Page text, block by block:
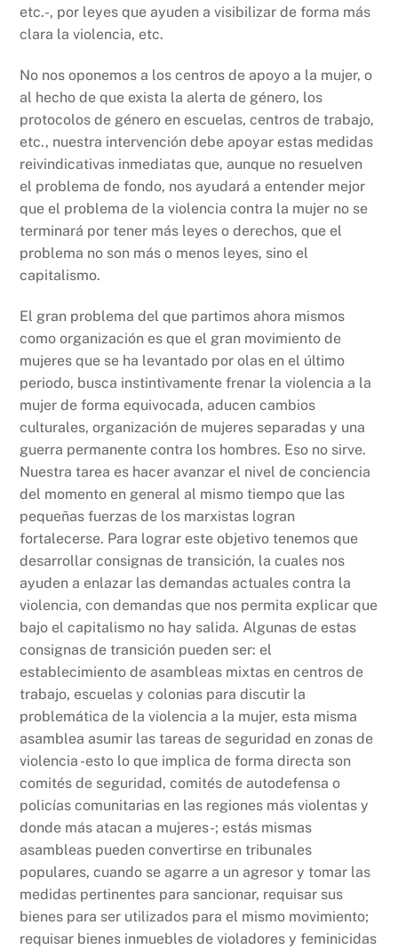
etc.-, por leyes que ayuden a visibilizar de forma más
clara la violencia, etc.
No nos oponemos a los centros de apoyo a la mujer, o
al hecho de que exista la alerta de género, los
protocolos de género en escuelas, centros de trabajo,
etc., nuestra intervención debe apoyar estas medidas
reivindicativas inmediatas que, aunque no resuelven
el problema de fondo, nos ayudará a entender mejor
que el problema de la violencia contra la mujer no se
terminará por tener más leyes o derechos, que el
problema no son más o menos leyes, sino el
capitalismo.
El gran problema del que partimos ahora mismos
como organización es que el gran movimiento de
mujeres que se ha levantado por olas en el último
periodo, busca instintivamente frenar la violencia a la
mujer de forma equivocada, aducen cambios
culturales, organización de mujeres separadas y una
guerra permanente contra los hombres. Eso no sirve.
Nuestra tarea es hacer avanzar el nivel de conciencia
del momento en general al mismo tiempo que las
pequeñas fuerzas de los marxistas logran
fortalecerse. Para lograr este objetivo tenemos que
desarrollar consignas de transición, la cuales nos
ayuden a enlazar las demandas actuales contra la
violencia, con demandas que nos permita explicar que
bajo el capitalismo no hay salida. Algunas de estas
consignas de transición pueden ser: el
establecimiento de asambleas mixtas en centros de
trabajo, escuelas y colonias para discutir la
problemática de la violencia a la mujer, esta misma
asamblea asumir las tareas de seguridad en zonas de
violencia -esto lo que implica de forma directa son
comités de seguridad, comités de autodefensa o
policías comunitarias en las regiones más violentas y
donde más atacan a mujeres-; estás mismas
asambleas pueden convertirse en tribunales
populares, cuando se agarre a un agresor y tomar las
medidas pertinentes para sancionar, requisar sus
bienes para ser utilizados para el mismo movimiento;
requisar bienes inmuebles de violadores y feminicidas